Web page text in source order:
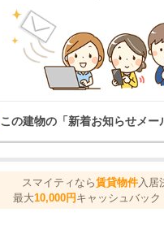
この建物の「新着お知らせメー
スマイティなら賃貸物件 入居
最大10,000円キャッシュバック